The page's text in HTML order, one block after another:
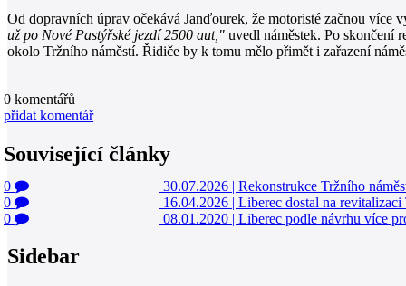
Od dopravních úprav očekává Janďourek, že motoristé začnou více
už po Nové Pastýřské jezdí 2500 aut," uvedl náměstek. Po skončení
okolo Tržního náměstí. Řidiče by k tomu mělo přimět i zařazení
0 komentářů
přidat komentář
Související články
0 30.07.2026 | Rekonstrukce Tržního
0
16.04.2026 | Liberec dostal na
0
08.01.2020 | Liberec podle návrhu více
Sidebar